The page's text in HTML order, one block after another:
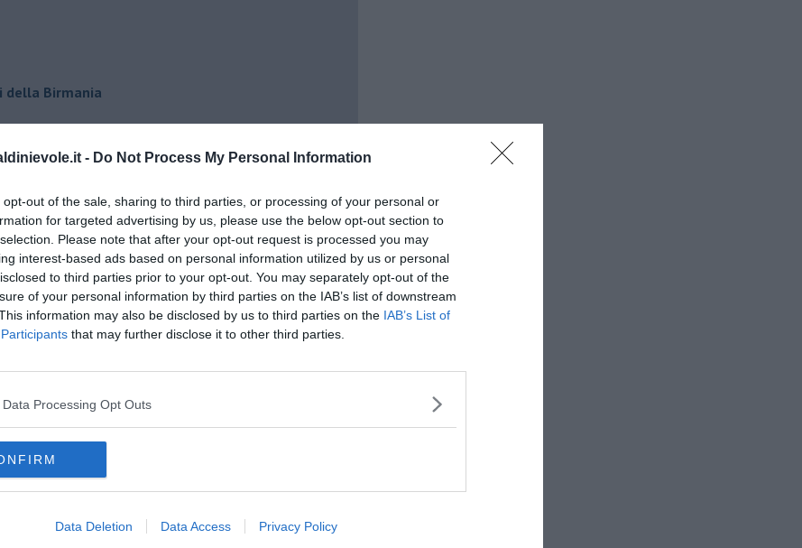
- Do Not Process My Personal Information
opt-out of the sale, sharing to third parties, or processing of your personal or
for targeted advertising by us, please use the below opt-out section to
Please note that after your opt-out request is processed you may
interest-based ads based on personal information utilized by us or personal
to third parties prior to your opt-out. You may separately opt-out of the
of your personal information by third parties on the IAB’s list of downstream
information may also be disclosed by us to third parties on the IAB’s List of
that may further disclose it to other third parties.
Data Processing Opt Outs
Data Deletion Data Access Privacy Policy
della Birmania